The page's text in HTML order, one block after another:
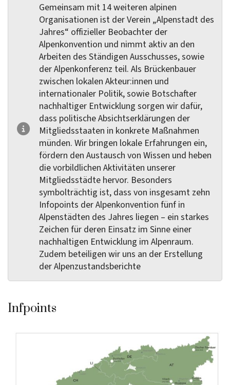
Gemeinsam mit 14 weiteren alpinen
Organisationen ist der Verein „Alpenstadt des
Jahres“ offizieller Beobachter der
Alpenkonvention und nimmt aktiv an den
Arbeiten des Ständigen Ausschusses, sowie
der Alpenkonferenz teil. Als Brückenbauer
zwischen lokalen Akteur:innen und
internationaler Politik, sowie Botschafter
nachhaltiger Entwicklung sorgen wir dafür,
dass politische Absichtserklärungen der
Mitgliedsstaaten in konkrete Maßnahmen
münden. Wir bringen lokale Erfahrungen ein,
fördern den Austausch von Wissen und heben
die vorbildlichen Aktivitäten unserer
Mitgliedsstädte hervor. Besonders
symbolträchtig ist, dass von insgesamt zehn
Infopoints der Alpenkonvention fünf in
Alpenstädten des Jahres liegen – ein starkes
Zeichen für deren Einsatz im Sinne einer
nachhaltigen Entwicklung im Alpenraum.
Zudem beteiligen wir uns an der Erstellung
der Alpenzustandsberichte
Infpoints